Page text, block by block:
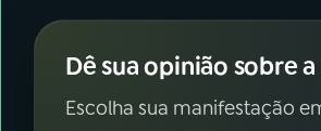
Dê sua opinião sobre
Escolha sua manifestação